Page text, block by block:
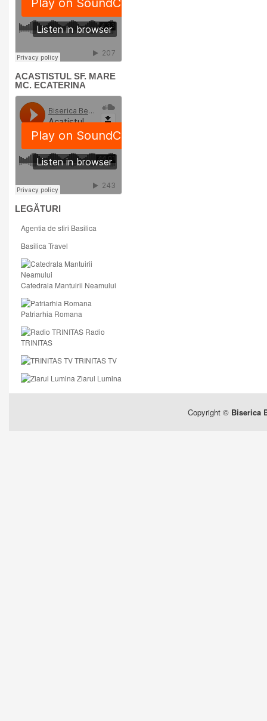
ACASTISTUL SF. MARE
MC. ECATERINA
LEGĂTURI
Agentia de stiri Basilica
Basilica Travel
Catedrala Mantuirii Neamului
Patriarhia Romana
Radio
TRINITAS
TRINITAS TV
Ziarul Lumina
Copyright © Biserica